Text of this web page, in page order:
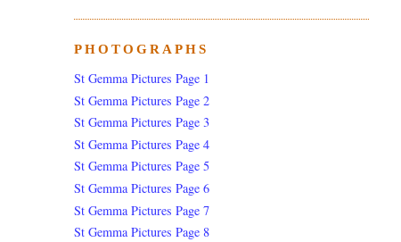
PHOTOGRAPHS
St Gemma Pictures Page 1
St Gemma Pictures Page 2
St Gemma Pictures Page 3
St Gemma Pictures Page 4
St Gemma Pictures Page 5
St Gemma Pictures Page 6
St Gemma Pictures Page 7
St Gemma Pictures Page 8